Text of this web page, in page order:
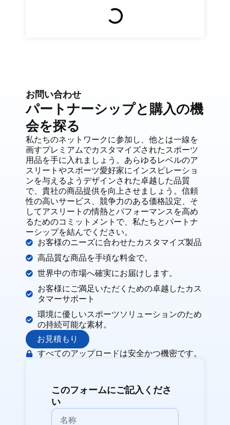
お問い合わせ
パートナーシップと購入の機
会を探る
私たちのネットワークに参加し、他とは一線を
画すプレミアムでカスタマイズされたスポーツ
用品を手に入れましょう。あらゆるレベルのア
スリートやスポーツ愛好家にインスピレーショ
ンを与えるようデザインされた卓越した品質
で、貴社の商品提供を向上させましょう。信頼
性の高いサービス、競争力のある価格設定、そ
してアスリートの情熱とパフォーマンスを高め
るためのコミットメントで、私たちとパートナ
ーシップを結んでください。
お客様のニーズに合わせたカスタマイズ製品
高品質な商品を手頃な料金で。
世界中の市場へ確実にお届けします。
お客様にご満足いただくための卓越したカス
タマーサポート
環境に優しいスポーツソリューションのため
の持続可能な素材。
お見積もり
すべてのアップロードは安全かつ機密です。
このフォームにご記入くださ
い